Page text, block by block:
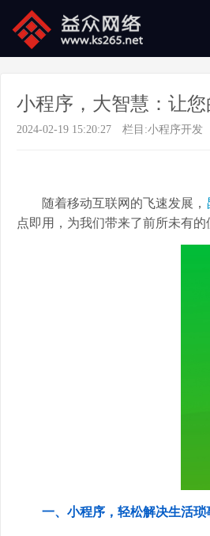
小程序，大智慧：让您
2024-02-19 15:20:27 栏目:小程序开发
随着移动互联网的飞速发展，
点即用，为我们带来了前所未有
一、小程序，轻松解决生活琐